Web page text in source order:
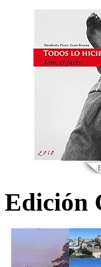
Edición